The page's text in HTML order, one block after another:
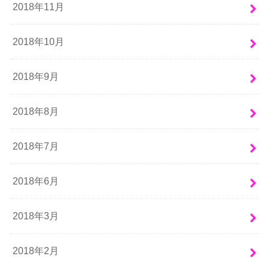
2018年11月
2018年10月
2018年9月
2018年8月
2018年7月
2018年6月
2018年3月
2018年2月